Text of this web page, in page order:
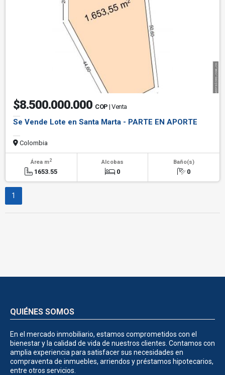
$8.500.000.000 COP | Venta
Se Vende Lote en Santa Marta - PARTE EN APORTE
Colombia
Área m2
1653.55
Alcobas
0
Baño(s)
0
1
QUIÉNES SOMOS
En el mercado inmobiliario, estamos comprometidos con el
bienestar y la calidad de vida de nuestros clientes. Contamos con
amplia experiencia para satisfacer sus necesidades en
compraventa de inmuebles, arriendos y préstamos hipotecarios,
entre otros servicios.